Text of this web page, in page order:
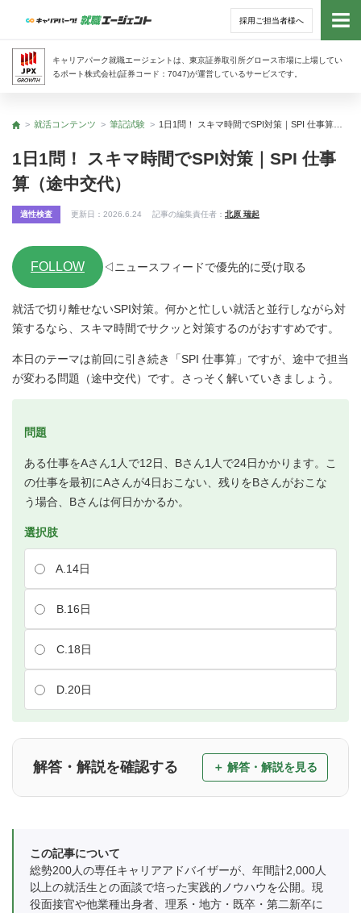
採用ご担当者様へ
キャリアパーク就職エージェントは、東京証券取引所グロース市場に上場してい
るポート株式会社(証券コード：7047)が運営しているサービスです。
トッ
無料
トップ
就活コンテンツ 筆記試験
1日1問！ スキマ時間でSPI対策｜SPI 仕事
算（途中交代）
適性検査 更新日： 2026.6.24 記事の編集責任者： 北原 瑞起
FOLLOW ◁ニュースフィードで優先的に受け取る
就活で切り離せないSPI対策。何かと忙しい就活と並行しながら対
策するなら、スキマ時間でサクッと対策するのがおすすめです。
本日のテーマは前回に引き続き「SPI 仕事算」ですが、途中で担当
が変わる問題（途中交代）です。さっそく解いていきましょう。
問題
ある仕事をAさん1人で12日、Bさん1人で24日かかります。こ
の仕事を最初にAさんが4日おこない、残りをBさんがおこな
う場合、Bさんは何日かかるか。
選択肢
A.14日
B.16日
C.18日
D.20日
解答・解説を確認する
この記事について
総勢200人の専任キャリアアドバイザーが、年間計2,000人
以上の就活生との面談で培った実践的ノウハウを公開。現
役面接官や他業種出身者、理系・地方・既卒・第二新卒に